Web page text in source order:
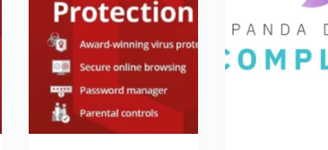
página
producto
página